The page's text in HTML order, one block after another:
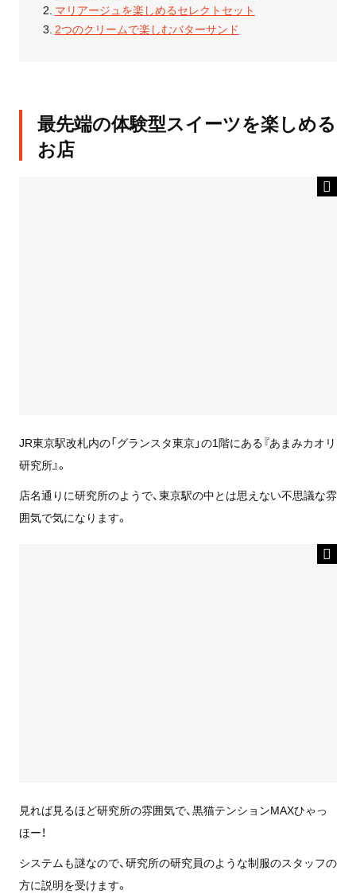
マリアージュを楽しめるセレクトセット
2つのクリームで楽しむバターサンド
最先端の体験型スイーツを楽しめる
お店
JR東京駅改札内の「グランスタ東京」の1階にある『あまみカオリ
研究所』。
店名通りに研究所のようで、東京駅の中とは思えない不思議な雰
囲気で気になります。
見れば見るほど研究所の雰囲気で、黒猫テンションMAXひゃっ
ほー！
システムも謎なので、研究所の研究員のような制服のスタッフの
方に説明を受けます。